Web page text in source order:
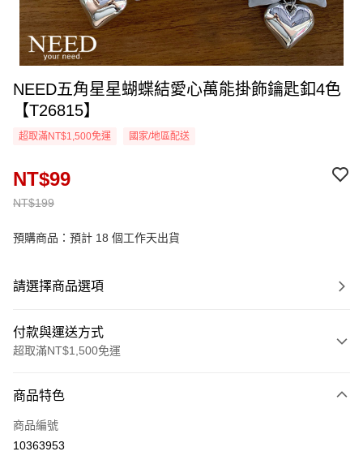
NEED五角星星蝴蝶結愛心萬能掛飾鑰匙釦4色
【T26815】
超取滿NT$1,500免運 國家/地區配送
NT$199
NT$99
預購商品：預計 18 個工作天出貨
請選擇商品選項
付款與運送方式
超取滿NT$1,500免運
信用卡一次付款
超商取貨付款
商品特色
商品編號
10363953